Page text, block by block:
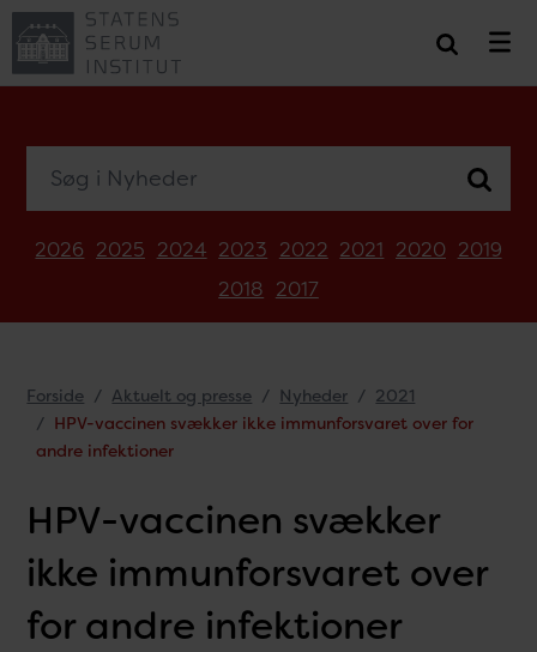
2026 2025 2024 2023 2022 2021 2020 2019
2018 2017
Forside Aktuelt og presse Nyheder
2021
HPV-vaccinen svækker ikke immunforsvaret over for
andre infektioner
HPV-vaccinen svækker
ikke immunforsvaret over
for andre infektioner